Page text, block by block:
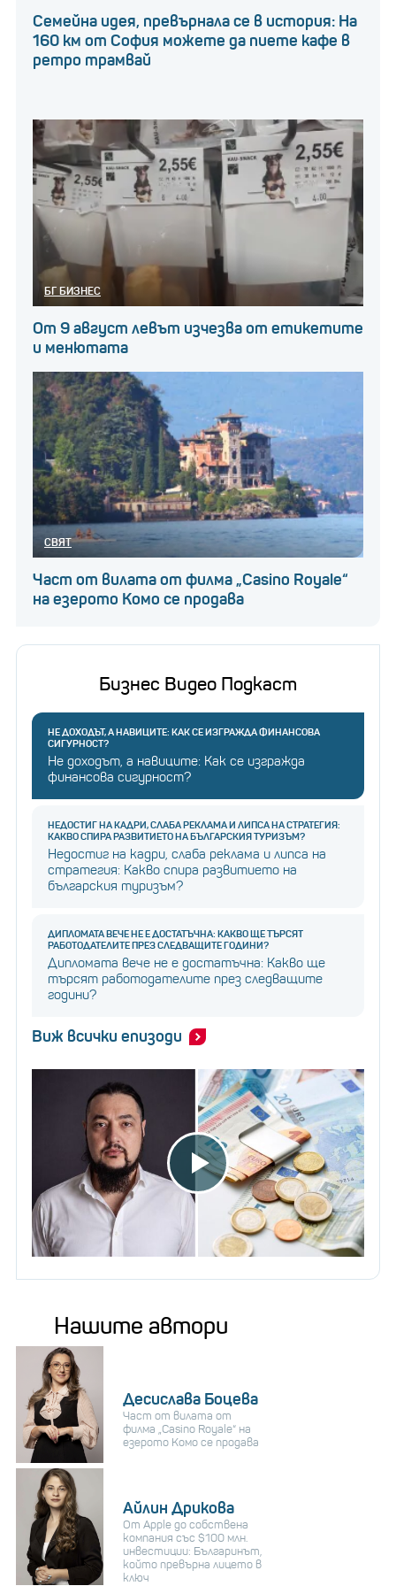
Семейна идея, превърнала се в история: На
160 км от София можете да пиете кафе в
ретро трамвай
БГ БИЗНЕС
От 9 август левът изчезва от етикетите
и менютата
СВЯТ
Част от вилата от филма „Casino Royale“
на езерото Комо се продава
Бизнес Видео Подкаст
НЕ ДОХОДЪТ, А НАВИЦИТЕ: КАК СЕ ИЗГРАЖДА ФИНАНСОВА
СИГУРНОСТ?
Не доходът, а навиците: Как се изгражда
финансова сигурност?
НЕДОСТИГ НА КАДРИ, СЛАБА РЕКЛАМА И ЛИПСА НА СТРАТЕГИЯ:
КАКВО СПИРА РАЗВИТИЕТО НА БЪЛГАРСКИЯ ТУРИЗЪМ?
Недостиг на кадри, слаба реклама и липса на
стратегия: Какво спира развитието на
българския туризъм?
ДИПЛОМАТА ВЕЧЕ НЕ Е ДОСТАТЪЧНА: КАКВО ЩЕ ТЪРСЯТ
РАБОТОДАТЕЛИТЕ ПРЕЗ СЛЕДВАЩИТЕ ГОДИНИ?
Дипломата вече не е достатъчна: Какво ще
търсят работодателите през следващите
години?
Виж всички епизоди
Нашите автори
Десислава Боцева
Част от вилата от
филма „Casino Royale“ на
езерото Комо се продава
Айлин Дрикова
От Apple до собствена
компания със $100 млн.
инвестиции: Българинът,
който превърна лицето в
ключ